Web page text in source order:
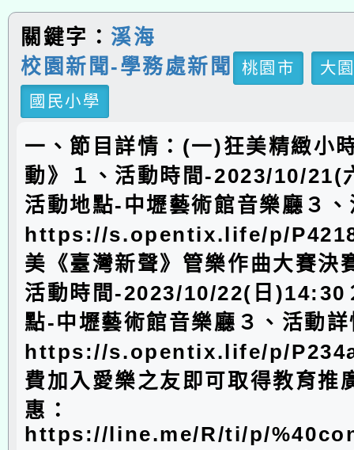
關鍵字： 溪海
校園新聞-學務處新聞
桃園市
大
國民小學
一、節目詳情：(一)狂美精緻小
動》１、活動時間-2023/10/21(
活動地點-中壢藝術館音樂廳３
https://s.opentix.life/p/
美《臺灣新聲》管樂作曲大賽決
活動時間-2023/10/22(日)14:30
點-中壢藝術館音樂廳３、活動
https://s.opentix.life/p/
費加入愛樂之友即可取得教育推
惠：
https://line.me/R/ti/p/